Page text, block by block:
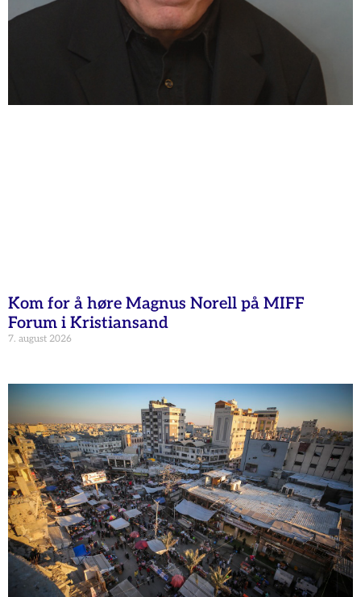
Kom for å høre Magnus Norell på MIFF
Forum i Kristiansand
7. august 2026